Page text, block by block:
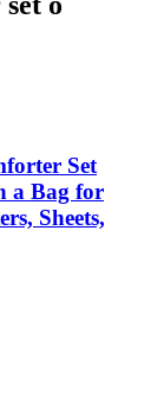
Set
a Bag for
Sheets,